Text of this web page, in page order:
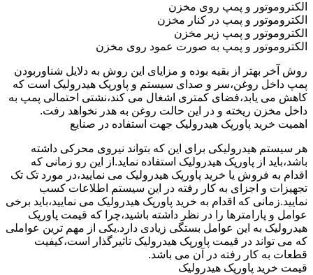
الکتروموتور و پمپ روی مخزن
الکتروموتور و پمپ در کنار مخزن
الکتروموتور و پمپ زیر مخزن
الکتروموتور و پمپ به صورت عمود روی مخزن
روش آخر بهتر از بقیه بوده و مزایای این روش به دلایل شناوربودن
پمپ داخل روغن،سر و صدای سیستم و پاورپک هیدرولیک است که
کاهش می یابد،فضای کمتری اشغال می کند،نشتی احتمالی پمپ به
داخل مخزن ریخته و در این حالت روغن به هدر نخواهد رفت.
اهمیت خرید پاورپک هیدرولیک جهت استفاده در صنایع
هر سیستم هیدرولیکی برای این که بتواند نیروی محرکی داشته
باشد،باید از پاورپک هیدرولیک استفاده نماید.از این رو زمانی که
اقدام به فروش یا خرید پاورپک هیدرولیک می نمایید،در مورد تک تک
تجهیزات و اجزای به کار رفته در این سیستم اطلاعات کسب
نمایید.زمانی که اقدام به خرید پاورپک هیدرولیک می نمایید،باید برخی
عوامل و پارامترها را در نظر داشته باشید،چرا که قیمت پاورپک
هیدرولیک به این عوامل بستگی زیادی دارد.یکی از مهم ترین عواملی
که می تواند در قیمت پاورپک هیدرولیک تاثیرگذار است،کیفیت
قطعات به کار رفته در آن می باشد.
قیمت خرید پاورپک هیدرولیک